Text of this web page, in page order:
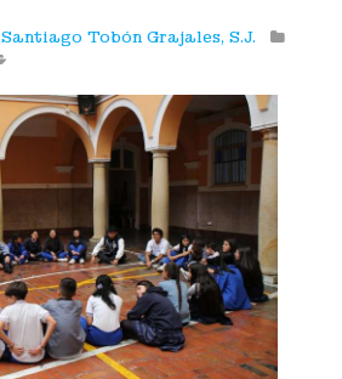
Santiago Tobón Grajales, S.J.